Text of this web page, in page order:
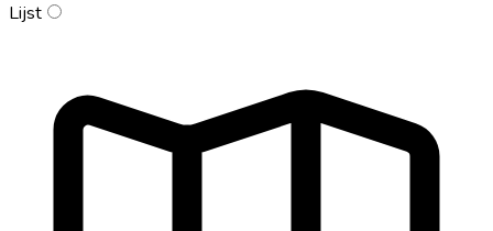
Lijst